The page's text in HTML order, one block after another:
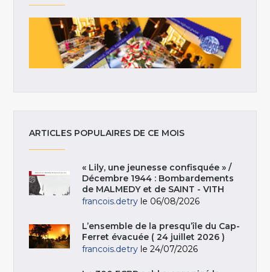
ARTICLES POPULAIRES DE CE MOIS
« Lily, une jeunesse confisquée » /
Décembre 1944 : Bombardements
de MALMEDY et de SAINT - VITH
francois.detry le 06/08/2026
L’ensemble de la presqu’île du Cap-
Ferret évacuée ( 24 juillet 2026 )
francois.detry le 24/07/2026